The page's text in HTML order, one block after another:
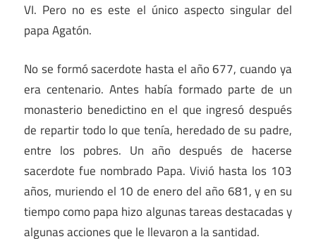
VI. Pero no es este el único aspecto singular del
papa Agatón.
No se formó sacerdote hasta el año 677, cuando ya
era centenario. Antes había formado parte de un
monasterio benedictino en el que ingresó después
de repartir todo lo que tenía, heredado de su padre,
entre los pobres. Un año después de hacerse
sacerdote fue nombrado Papa. Vivió hasta los 103
años, muriendo el 10 de enero del año 681, y en su
tiempo como papa hizo algunas tareas destacadas y
algunas acciones que le llevaron a la santidad.